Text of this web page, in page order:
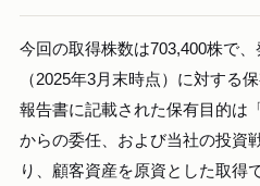
今回の取得株数は703,400株で
（2025年3月末時点）に対する
報告書に記載された保有目的は
からの委任、および当社の投資
り、顧客資産を原資とした取得